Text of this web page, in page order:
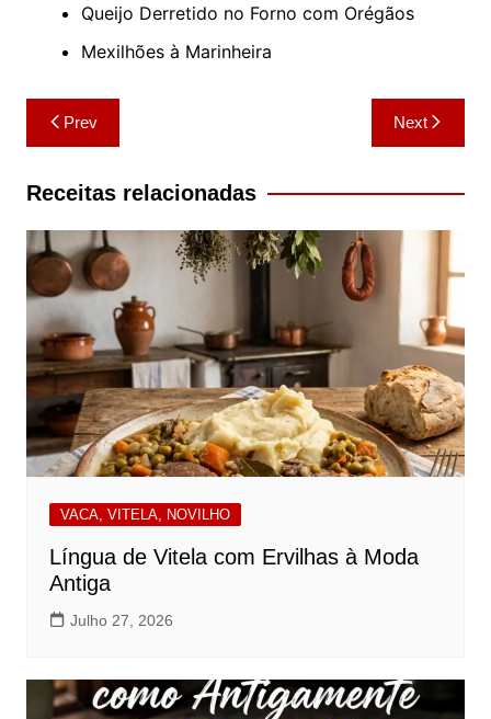
Queijo Derretido no Forno com Orégãos
Mexilhões à Marinheira
Navegação
de
artigos
Prev Next
Receitas relacionadas
VACA, VITELA, NOVILHO
Língua de Vitela com Ervilhas à Moda
Antiga
Julho 27, 2026